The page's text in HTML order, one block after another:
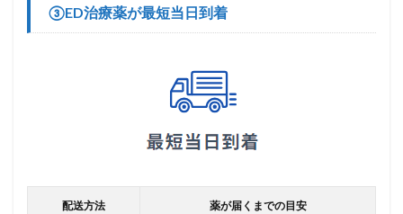
③ED治療薬が最短当日到着
配送方法 薬が届くまでの目安